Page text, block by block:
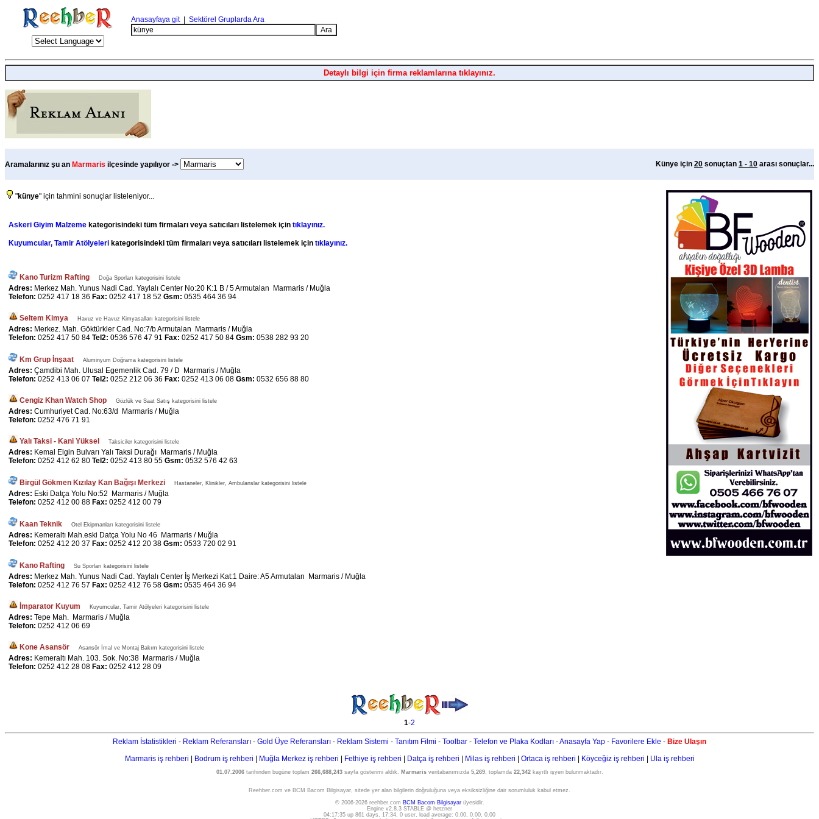
Anasayfaya git| Sektörel Gruplarda Ara
Detaylı bilgi için firma reklamlarına tıklayınız.
Aramalarınız şu an Marmaris ilçesinde yapılıyor -> Künye için 20 sonuçtan 1 - 10 arası sonuçlar...
"künye" için tahmini sonuçlar listeleniyor...
Askeri Giyim Malzeme kategorisindeki tüm firmaları veya satıcıları listelemek için tıklayınız.
Kuyumcular, Tamir Atölyeleri kategorisindeki tüm firmaları veya satıcıları listelemek için tıklayınız.
Kano Turizm Rafting Doğa Sporları kategorisini listele
Adres: Merkez Mah. Yunus Nadi Cad. Yaylalı Center No:20 K:1 B / 5 Armutalan Marmaris / Muğla
Telefon: 0252 417 18 36 Fax: 0252 417 18 52 Gsm: 0535 464 36 94
Seltem Kimya Havuz ve Havuz Kimyasalları kategorisini listele
Adres: Merkez. Mah. Göktürkler Cad. No:7/b Armutalan Marmaris / Muğla
Telefon: 0252 417 50 84 Tel2: 0536 576 47 91 Fax: 0252 417 50 84 Gsm: 0538 282 93 20
Km Grup İnşaat Aluminyum Doğrama kategorisini listele
Adres: Çamdibi Mah. Ulusal Egemenlik Cad. 79 / D Marmaris / Muğla
Telefon: 0252 413 06 07 Tel2: 0252 212 06 36 Fax: 0252 413 06 08 Gsm: 0532 656 88 80
Cengiz Khan Watch Shop Gözlük ve Saat Satış kategorisini listele
Adres: Cumhuriyet Cad. No:63/d Marmaris / Muğla
Telefon: 0252 476 71 91
Yalı Taksi - Kani Yüksel Taksiciler kategorisini listele
Adres: Kemal Elgin Bulvarı Yalı Taksi Durağı Marmaris / Muğla
Telefon: 0252 412 62 80 Tel2: 0252 413 80 55 Gsm: 0532 576 42 63
Birgül Gökmen Kızılay Kan Bağışı Merkezi Hastaneler, Klinikler, Ambulanslar kategorisini listele
Adres: Eski Datça Yolu No:52 Marmaris / Muğla
Telefon: 0252 412 00 88 Fax: 0252 412 00 79
Kaan Teknik Otel Ekipmanları kategorisini listele
Adres: Kemeraltı Mah.eski Datça Yolu No 46 Marmaris / Muğla
Telefon: 0252 412 20 37 Fax: 0252 412 20 38 Gsm: 0533 720 02 91
Kano Rafting Su Sporları kategorisini listele
Adres: Merkez Mah. Yunus Nadi Cad. Yaylalı Center İş Merkezi Kat:1 Daire: A5 Armutalan Marmaris / Muğla
Telefon: 0252 412 76 57 Fax: 0252 412 76 58 Gsm: 0535 464 36 94
İmparator Kuyum Kuyumcular, Tamir Atölyeleri kategorisini listele
Adres: Tepe Mah. Marmaris / Muğla
Telefon: 0252 412 06 69
Kone Asansör Asansör İmal ve Montaj Bakım kategorisini listele
Adres: Kemeraltı Mah. 103. Sok. No:38 Marmaris / Muğla
Telefon: 0252 412 28 08 Fax: 0252 412 28 09
1-2
Reklam İstatistikleri - Reklam Referansları - Gold Üye Referansları - Reklam Sistemi - Tanıtım Filmi - Toolbar - Telefon ve Plaka Kodları -Anasayfa Yap - Favorilere Ekle - Bize Ulaşın
Marmaris iş rehberi
Bodrum iş rehberi Muğla Merkez iş rehberi Fethiye iş rehberi Datça iş rehberi Milas iş rehberi Ortaca iş rehberi Köyceğiz iş rehberi Ula iş rehberi
01.07.2006tarihinden bugüne toplam 266,688,243sayfa gösterimi aldık. Marmarisveritabanımızda 5,269, toplamda 22,342kayıtlı işyeri bulunmaktadır.
Reehber.com ve BCM Bacom Bilgisayar, sitede yer alan bilgilerin doğruluğuna veya eksiksizliğine dair sorumluluk kabul etmez.
© 2006-2026 reehber.com BCM Bacom Bilgisayarüyesidir.
Engine v2.8.3 STABLE @ hetzner
04:17:35 up 861 days, 17:34, 0 user, load average: 0.00, 0.00, 0.00